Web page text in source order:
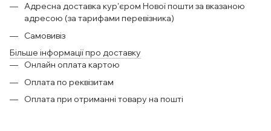
Адресна доставка кур'єром Нової пошти за вказаною
адресою (за тарифами перевізника)
Самовивіз
Більше інформації про доставку
Онлайн оплата картою
Оплата по реквізитам
Оплата при отриманні товару на пошті